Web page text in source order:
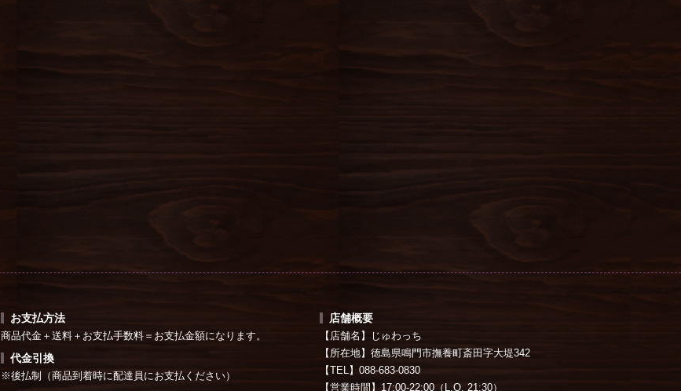
お支払方法
商品代金＋送料＋お支払手数料＝お支払金額になります。
代金引換
※後払制（商品到着時に配達員にお支払ください）
店舗概要
【店舗名】じゅわっち
【所在地】徳島県鳴門市撫養町斎田字大堤342
【TEL】088-683-0830
【営業時間】17:00-22:00（L.O. 21:30）